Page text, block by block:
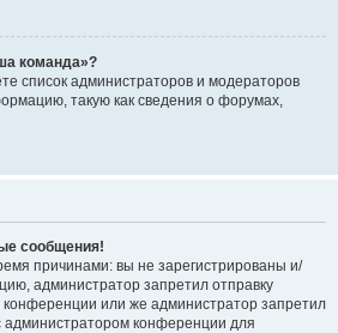
команда»?
список администраторов и модераторов
такую как сведения о форумах,
сообщения!
причинами: вы не зарегистрированы и/
администратор запретил отправку
или же администратор запретил
администратором конференции для